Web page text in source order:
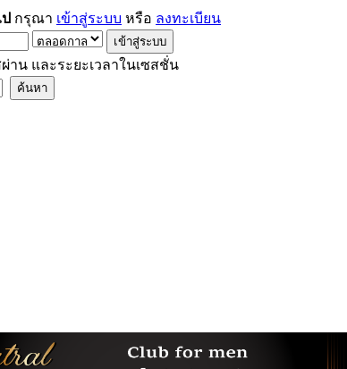
กรุณา เข้าสู่ระบบ หรือ ลงทะเบียน
าน และระยะเวลาในเซสชั่น